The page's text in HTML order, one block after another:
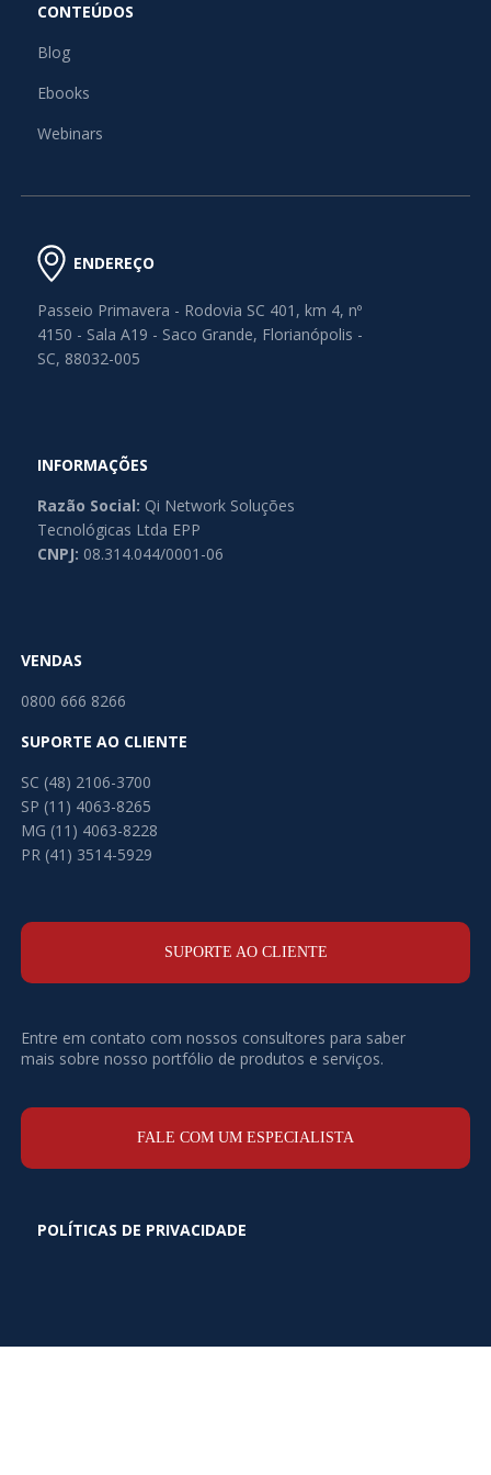
CONTEÚDOS
Blog
Ebooks
Webinars
ENDEREÇO
Passeio Primavera - Rodovia SC 401, km 4, nº
4150 - Sala A19 - Saco Grande, Florianópolis -
SC, 88032-005
INFORMAÇÕES
Razão Social: Qi Network Soluções
Tecnológicas Ltda EPP
CNPJ: 08.314.044/0001-06
VENDAS
0800 666 8266
SUPORTE AO CLIENTE
SC (48) 2106-3700
SP (11) 4063-8265
MG (11) 4063-8228
PR (41) 3514-5929
SUPORTE AO CLIENTE
Entre em contato com nossos consultores para saber
mais sobre nosso portfólio de produtos e serviços.
FALE COM UM ESPECIALISTA
POLÍTICAS DE PRIVACIDADE